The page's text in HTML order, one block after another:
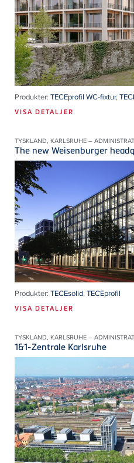
Produkter: TECEprofil WC-fixtur,
VISA DETALJER
TYSKLAND, KARLSRUHE –
The new Weisenburger
Produkter: TECEsolid,TECEprofil
VISA DETALJER
TYSKLAND, KARLSRUHE –
1&1-Zentrale Karlsruhe